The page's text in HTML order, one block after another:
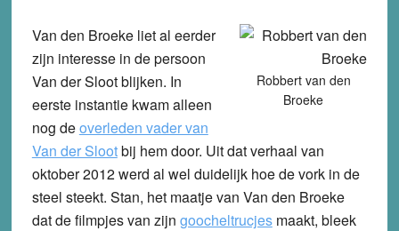
Robbert van den
Broeke
Van den Broeke liet al eerder
zijn interesse in de persoon
Van der Sloot blijken. In
eerste instantie kwam alleen
nog deoverleden vader van
Van der Slootbij hem door. Uit dat verhaal van
oktober 2012 werd al wel duidelijk hoe de vork in de
steel steekt. Stan, het maatje van Van den Broeke
dat de filmpjes van zijn goocheltrucjesmaakt, bleek